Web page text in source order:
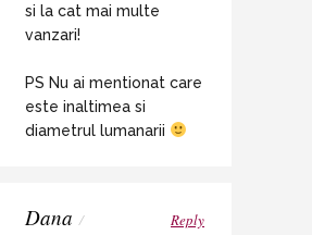
si la cat mai multe
vanzari!
PS Nu ai mentionat care
este inaltimea si
diametrul lumanarii
Dana /
Reply